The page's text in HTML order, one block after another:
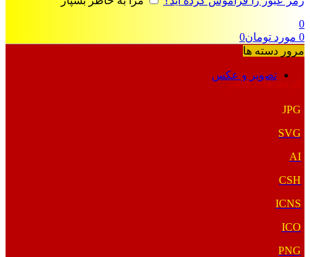
0
0 مورد تومان0
مرور دسته ها
تصویر و عکس
فرمت‌های خاص
JPG
SVG
AI
CSH
ICNS
ICO
PNG